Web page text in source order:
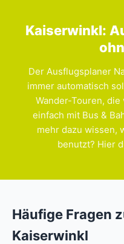
Kaiserwinkl:
Der Ausflugsplaner
immer automatisch
Wander-Touren,
einfach mit Bus &
mehr dazu wissen,
benutzt? Hier
Häufige Fragen
Kaiserwinkl